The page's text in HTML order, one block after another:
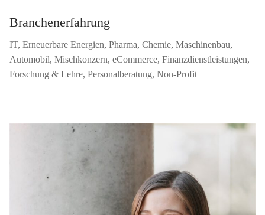
Branchenerfahrung
IT, Erneuerbare Energien, Pharma, Chemie, Maschinenbau,
Automobil, Mischkonzern, eCommerce, Finanzdienstleistungen,
Forschung & Lehre, Personalberatung, Non-Profit